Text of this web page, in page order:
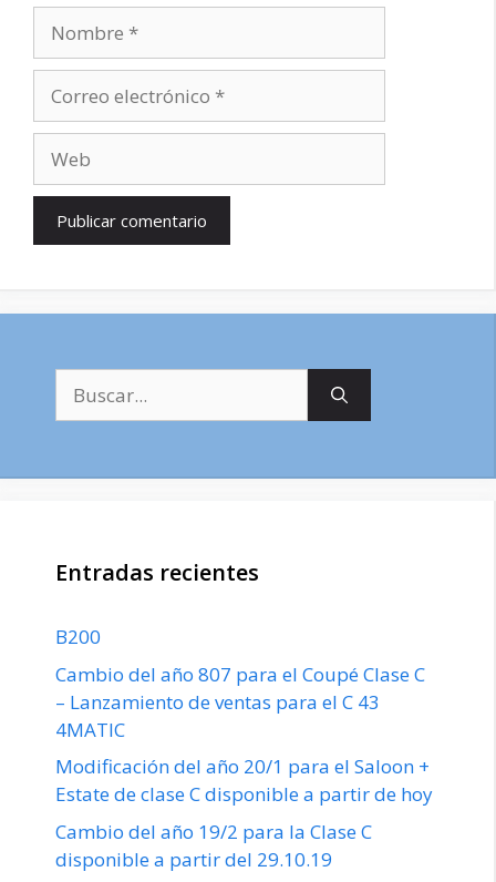
electrónico
Entradas recientes
B200
Cambio del año 807 para el Coupé Clase C
– Lanzamiento de ventas para el C 43
4MATIC
Modificación del año 20/1 para el Saloon +
Estate de clase C disponible a partir de hoy
Cambio del año 19/2 para la Clase C
disponible a partir del 29.10.19